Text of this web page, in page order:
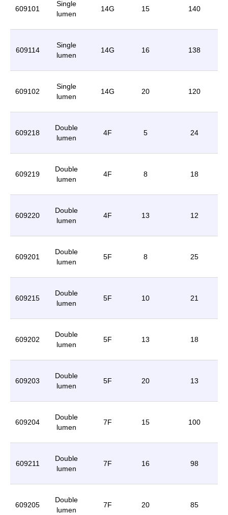
609101
Single
lumen
14G 15 140
609114
Single
lumen
14G 16 138
609102
Single
lumen
14G 20 120
609218
Double
lumen
4F 5 24
609219
Double
lumen
4F 8 18
609220
Double
lumen
4F 13 12
609201
Double
lumen
5F 8 25
609215
Double
lumen
5F 10 21
609202
Double
lumen
5F 13 18
609203
Double
lumen
5F 20 13
609204
Double
lumen
7F 15 100
609211
Double
lumen
7F 16 98
609205
Double
lumen
7F 20 85